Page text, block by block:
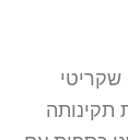
שקריטי
תקינותה